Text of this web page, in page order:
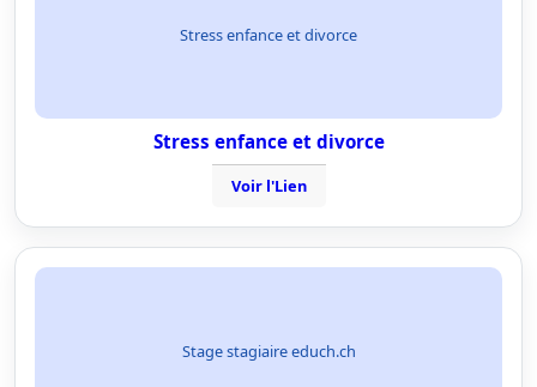
Stress enfance et divorce
Stress enfance et divorce
Voir l'Lien
Stage stagiaire educh.ch